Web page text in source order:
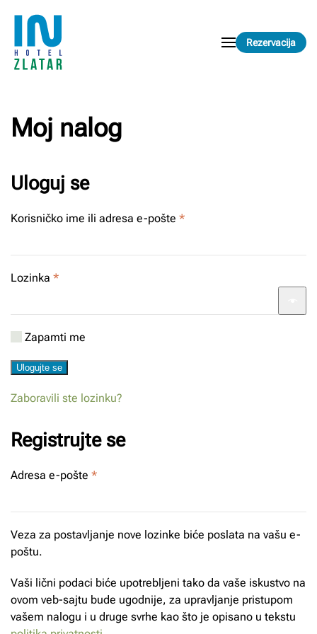
Skip to main content Rezervacija
Moj nalog
Uloguj se
Korisničko ime ili adresa e-pošte *Obavezno
Lozinka *Obavezno
Zapamti me
Ulogujte se
Zaboravili ste lozinku?
Registrujte se
Adresa e-pošte *Obavezno
Veza za postavljanje nove lozinke biće poslata na vašu e-
poštu.
Vaši lični podaci biće upotrebljeni tako da vaše iskustvo na
ovom veb-sajtu bude ugodnije, za upravljanje pristupom
vašem nalogu i u druge svrhe kao što je opisano u tekstu